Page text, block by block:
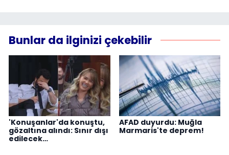
Bunlar da ilginizi çekebilir
'Konuşanlar'da konuştu,
gözaltına alındı: Sınır dışı
edilecek…
AFAD duyurdu: Muğla
Marmaris'te deprem!